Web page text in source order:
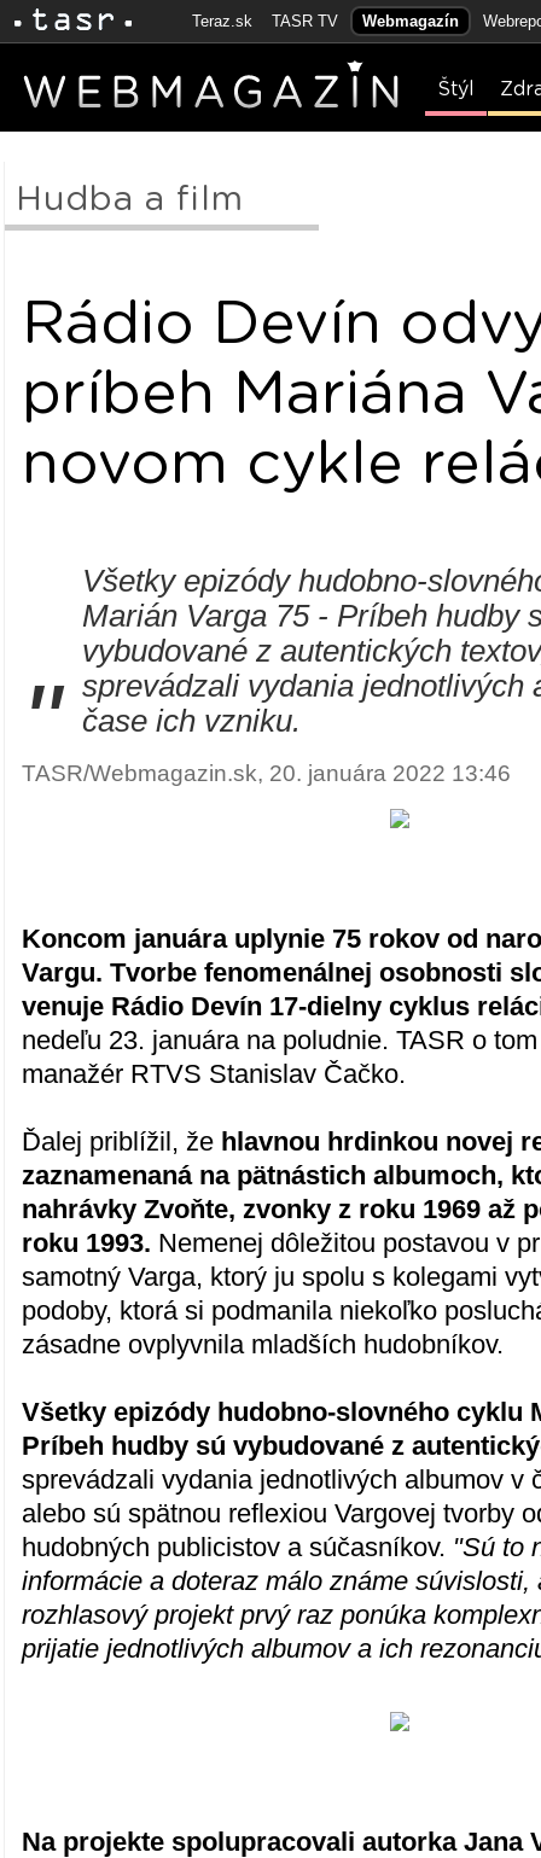
Teraz.sk TASR TV Webmagazín
Štýl
Hudba a film
Rádio Devín
príbeh Mariána
novom cykle
"
Všetky epizódy hudobno-
Marián Varga 75 - Príbeh hudby
vybudované z autentických
sprevádzali vydania jednotlivých
čase ich vzniku.
TASR/Webmagazin.sk, 20. januára 2022 13:46
Koncom januára uplynie 75 rokov od
Vargu. Tvorbe fenomenálnej osobnosti
venuje Rádio Devín 17-dielny cyklus
nedeľu 23. januára na poludnie. TASR o
manažér RTVS Stanislav Čačko.
Ďalej priblížil, že hlavnou hrdinkou novej
zaznamenaná na pätnástich albumoch,
nahrávky Zvoňte, zvonky z roku 1969 až
roku 1993. Nemenej dôležitou postavou v
samotný Varga, ktorý ju spolu s kolegami
podoby, ktorá si podmanila niekoľko
zásadne ovplyvnila mladších hudobníkov.
Všetky epizódy hudobno-slovného cyklu
Príbeh hudby sú vybudované z
sprevádzali vydania jednotlivých albumov v
alebo sú spätnou reflexiou Vargovej tvorby
hudobných publicistov a súčasníkov. "Sú to
informácie a doteraz málo známe súvislosti,
rozhlasový projekt prvý raz ponúka
prijatie jednotlivých albumov a ich
Na projekte spolupracovali autorka Jana